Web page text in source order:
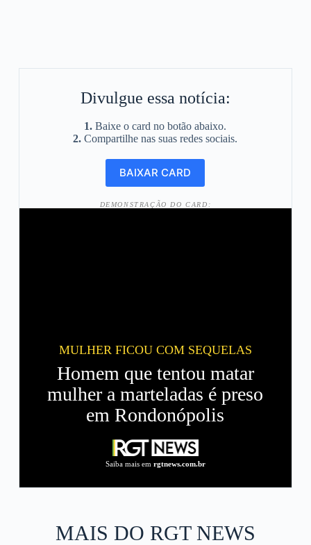
Divulgue essa notícia:
1. Baixe o card no botão abaixo.
2. Compartilhe nas suas redes sociais.
DEMONSTRAÇÃO DO CARD:
MULHER FICOU COM SEQUELAS
Homem que tentou matar
mulher a marteladas é preso
em Rondonópolis
Saiba mais em rgtnews.com.br
MAIS DO RGT NEWS